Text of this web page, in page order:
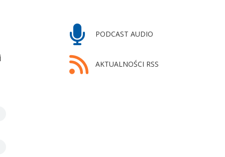
PODCAST AUDIO
AKTUALNOŚCI RSS